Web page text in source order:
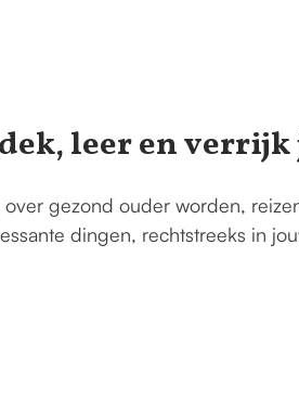
leer en verrijk
gezond ouder worden,
dingen, rechtstreeks in